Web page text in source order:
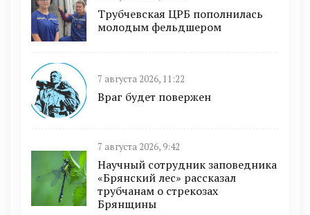
Трубчевская ЦРБ пополнилась
молодым фельдшером
7 августа 2026, 11:22
Враг будет повержен
7 августа 2026, 9:42
Научный сотрудник заповедника
«Брянский лес» рассказал
трубчанам о стрекозах
Брянщины